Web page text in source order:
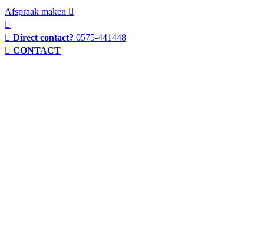
Afspraak maken
Direct contact? 0575-441448
CONTACT